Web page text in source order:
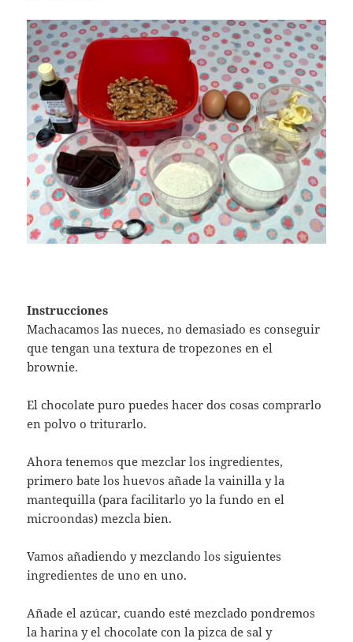
Instrucciones
Machacamos las nueces, no demasiado es conseguir
que tengan una textura de tropezones en el
brownie.
El chocolate puro puedes hacer dos cosas comprarlo
en polvo o triturarlo.
Ahora tenemos que mezclar los ingredientes,
primero bate los huevos añade la vainilla y la
mantequilla (para facilitarlo yo la fundo en el
microondas) mezcla bien.
Vamos añadiendo y mezclando los siguientes
ingredientes de uno en uno.
Añade el azúcar, cuando esté mezclado pondremos
la harina y el chocolate con la pizca de sal y